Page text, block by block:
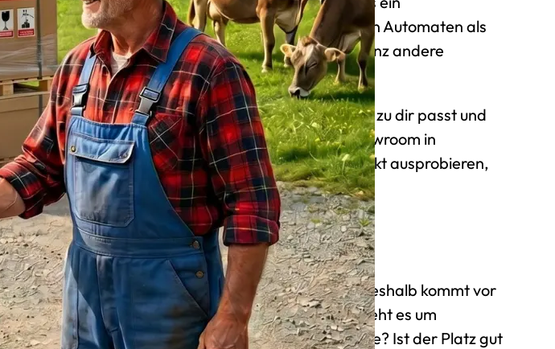
Direktvermarkter mit Fleisch und Käse. Und wer einen Automaten als
Minibar-Ersatz im Hotel aufstellen will, hat wieder ganz andere
Anforderungen.
Am Ende dieses Gesprächs weißt du, welches Modell zu dir passt und
welche Investition Sinn ergibt. Gerne auch live im Showroom in
Hohenems oder Wien, dort kannst du die Geräte direkt ausprobieren,
bevor du dich für ein Gerät entscheidest.
Schritt 2: Standort-Check
Ein guter Automat am falschen Platz bringt nichts. Deshalb kommt vor
der Kaufentscheidung der Standort-Check. Dabei geht es um
praktische Fragen: Gibt es eine Steckdose in der Nähe? Ist der Platz gut